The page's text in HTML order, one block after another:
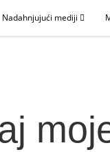
Nadahnjujući mediji